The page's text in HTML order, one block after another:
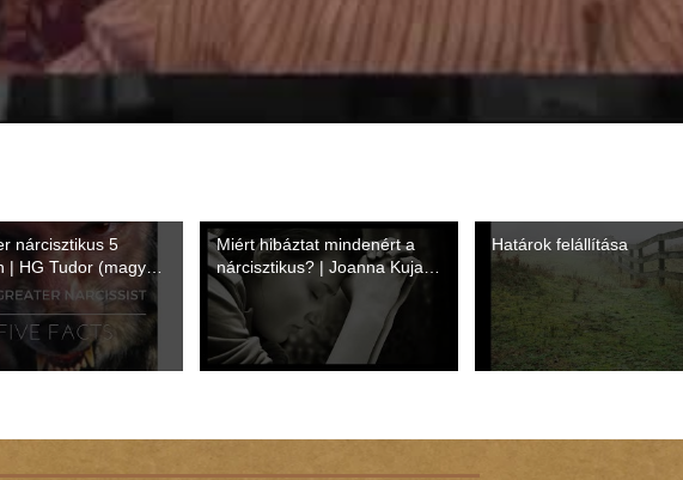
nárcisztikus 5
| HG Tudor (magyar
Miért hibáztat mindenért a
nárcisztikus? | Joanna Kujath
(magyar felirattal)
Határok felállítása